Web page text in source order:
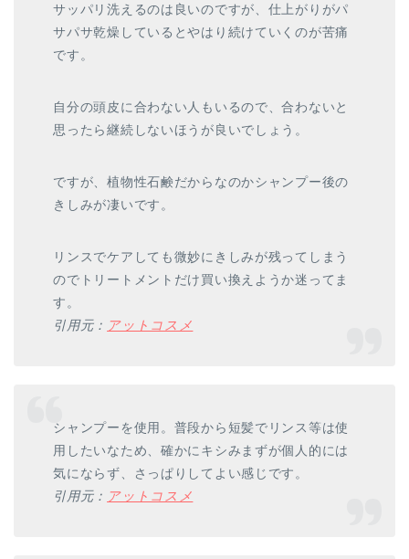
サッパリ洗えるのは良いのですが、仕上がりがパ
サパサ乾燥しているとやはり続けていくのが苦痛
です。
自分の頭皮に合わない人もいるので、合わないと
思ったら継続しないほうが良いでしょう。
ですが、植物性石鹸だからなのかシャンプー後の
きしみが凄いです。
リンスでケアしても微妙にきしみが残ってしまう
のでトリートメントだけ買い換えようか迷ってま
す。
引用元： アットコスメ
シャンプーを使用。普段から短髪でリンス等は使
用したいなため、確かにキシみまずが個人的には
気にならず、さっぱりしてよい感じです。
引用元： アットコスメ